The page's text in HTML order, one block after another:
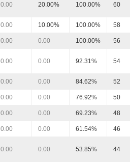
0.00 20.00% 100.00% 60
0.00 10.00% 100.00% 58
0.00 0.00 100.00% 56
0.00 0.00 92.31% 54
0.00 0.00 84.62% 52
0.00 0.00 76.92% 50
0.00 0.00 69.23% 48
0.00 0.00 61.54% 46
0.00 0.00 53.85% 44